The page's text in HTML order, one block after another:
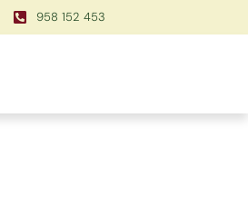
958 152 453